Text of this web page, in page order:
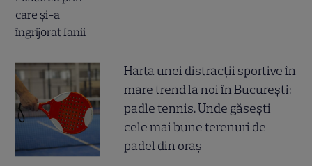
Harta unei distracții sportive în
mare trend la noi în București:
padle tennis. Unde găsești
cele mai bune terenuri de
padel din oraș